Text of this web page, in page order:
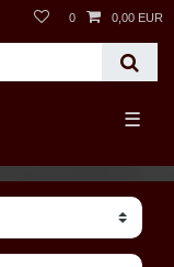
0 0,00 EUR
☰